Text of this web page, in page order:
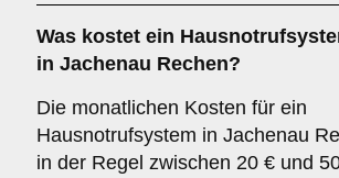
Was kostet ein
in Jachenau Rechen?
Die monatlichen Kosten für ein
Hausnotrufsystem in Jachenau
in der Regel zwischen 20 € und